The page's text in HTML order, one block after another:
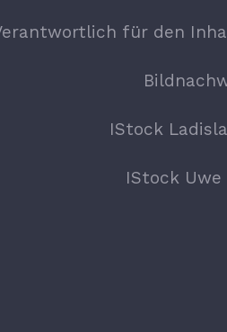
für den
IStock
IStock Uwe